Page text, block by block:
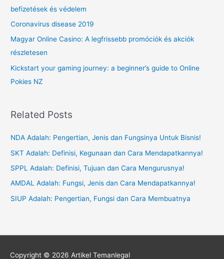
o
r
befizetések és védelem
Coronavirus disease 2019
Magyar Online Casino: A legfrissebb promóciók és akciók
részletesen
Kickstart your gaming journey: a beginner’s guide to Online
Pokies NZ
Related Posts
NDA Adalah: Pengertian, Jenis dan Fungsinya Untuk Bisnis!
SKT Adalah: Definisi, Kegunaan dan Cara Mendapatkannya!
SPPL Adalah: Definisi, Tujuan dan Cara Mengurusnya!
AMDAL Adalah: Fungsi, Jenis dan Cara Mendapatkannya!
SIUP Adalah: Pengertian, Fungsi dan Cara Membuatnya
Copyright © 2026 Artikel Temanlegal